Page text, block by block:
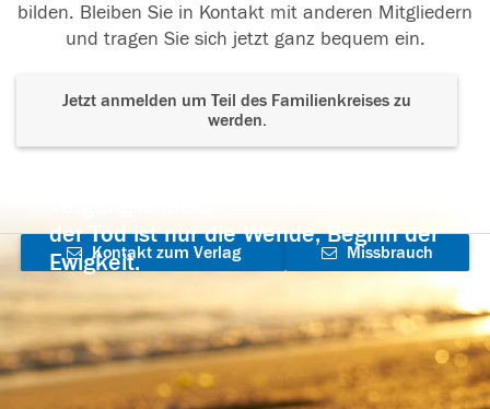
bilden. Bleiben Sie in Kontakt mit anderen Mitgliedern
und tragen Sie sich jetzt ganz bequem ein.
Jetzt anmelden um Teil des Familienkreises zu
werden.
der Tod ist nur die Wende, Beginn der
Ewigkeit.
Kontakt zum Verlag
aufnehmen
Missbrauch